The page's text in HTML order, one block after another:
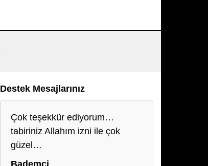
Destek Mesajlarınız
Çok teşekkür ediyorum…
tabiriniz Allahım izni ile çok
güzel…
Bademci